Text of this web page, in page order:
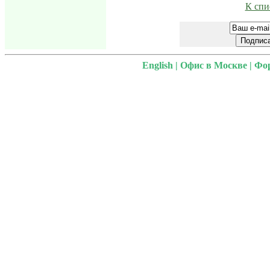
К
English | Офис в Москве |